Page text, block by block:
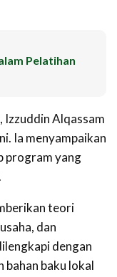
Pelatihan
Izzuddin Alqassam
Ia menyampaikan
program yang
teori
dan
dengan
baku lokal